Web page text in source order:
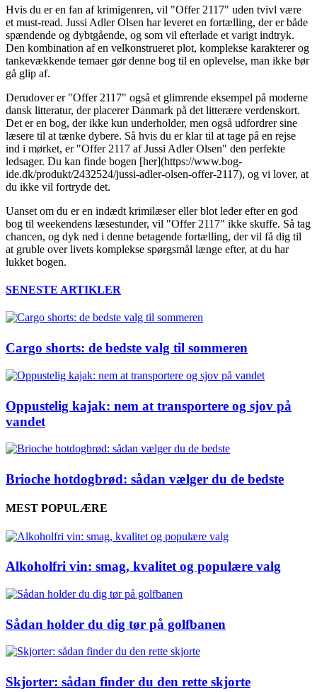
Hvis du er en fan af krimigenren, vil "Offer 2117" uden tvivl være
et must-read. Jussi Adler Olsen har leveret en fortælling, der er både
spændende og dybtgående, og som vil efterlade et varigt indtryk.
Den kombination af en velkonstrueret plot, komplekse karakterer og
tankevækkende temaer gør denne bog til en oplevelse, man ikke bør
gå glip af.
Derudover er "Offer 2117" også et glimrende eksempel på moderne
dansk litteratur, der placerer Danmark på det litterære verdenskort.
Det er en bog, der ikke kun underholder, men også udfordrer sine
læsere til at tænke dybere. Så hvis du er klar til at tage på en rejse
ind i mørket, er "Offer 2117 af Jussi Adler Olsen" den perfekte
ledsager. Du kan finde bogen [her](https://www.bog-
ide.dk/produkt/2432524/jussi-adler-olsen-offer-2117), og vi lover, at
du ikke vil fortryde det.
Uanset om du er en indædt krimilæser eller blot leder efter en god
bog til weekendens læsestunder, vil "Offer 2117" ikke skuffe. Så tag
chancen, og dyk ned i denne betagende fortælling, der vil få dig til
at gruble over livets komplekse spørgsmål længe efter, at du har
lukket bogen.
SENESTE ARTIKLER
Cargo shorts: de bedste valg til sommeren
Oppustelig kajak: nem at transportere og sjov på
vandet
Brioche hotdogbrød: sådan vælger du de bedste
MEST POPULÆRE
Alkoholfri vin: smag, kvalitet og populære valg
Sådan holder du dig tør på golfbanen
Skjorter: sådan finder du den rette skjorte